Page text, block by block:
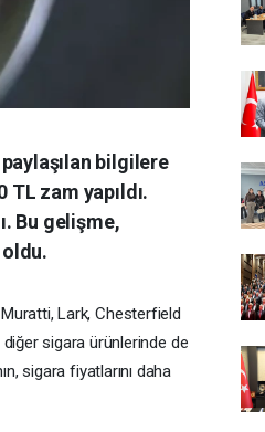
bilgilere
TL zam yapıldı.
Bu gelişme,
Lark, Chesterfield
sigara ürünlerinde de
sigara fiyatlarını daha